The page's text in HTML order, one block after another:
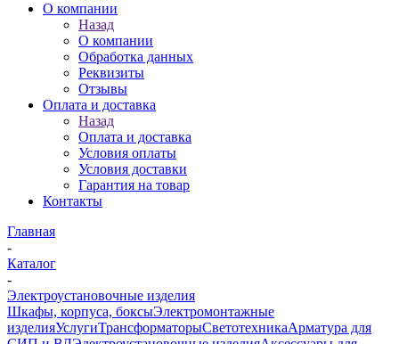
О компании
Назад
О компании
Обработка данных
Реквизиты
Отзывы
Оплата и доставка
Назад
Оплата и доставка
Условия оплаты
Условия доставки
Гарантия на товар
Контакты
Главная
-
Каталог
-
Электроустановочные изделия
Шкафы, корпуса, боксыЭлектромонтажные
изделияУслугиТрансформаторыСветотехникаАрматура для